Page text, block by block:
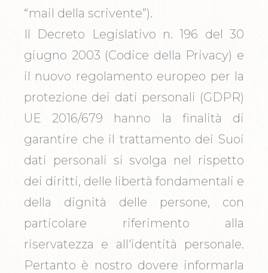
“mail della scrivente”).
Il Decreto Legislativo n. 196 del 30
giugno 2003 (Codice della Privacy) e
il nuovo regolamento europeo per la
protezione dei dati personali (GDPR)
UE 2016/679 hanno la finalità di
garantire che il trattamento dei Suoi
dati personali si svolga nel rispetto
dei diritti, delle libertà fondamentali e
della dignità delle persone, con
particolare riferimento alla
riservatezza e all'identità personale.
Pertanto è nostro dovere informarla